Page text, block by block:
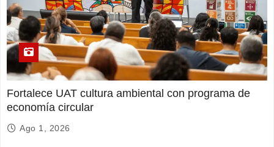
Fortalece UAT cultura ambiental con programa de
economía circular
Ago 1, 2026